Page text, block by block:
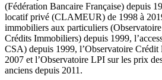
(Fédération Bancaire Française) depuis
locatif privé (CLAMEUR) de 1998 à
immobiliers aux particuliers
Crédits Immobiliers) depuis 1999,
CSA) depuis 1999, l’Observatoire
2007 et l’Observatoire LPI sur les prix
anciens depuis 2011.